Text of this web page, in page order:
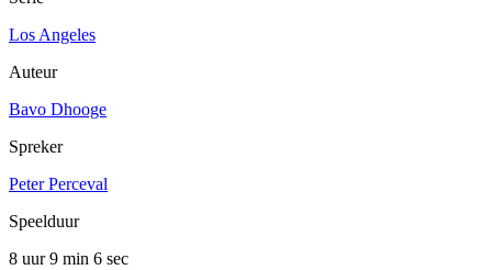
Los Angeles
Auteur
Bavo Dhooge
Spreker
Peter Perceval
Speelduur
8 uur 9 min 6 sec